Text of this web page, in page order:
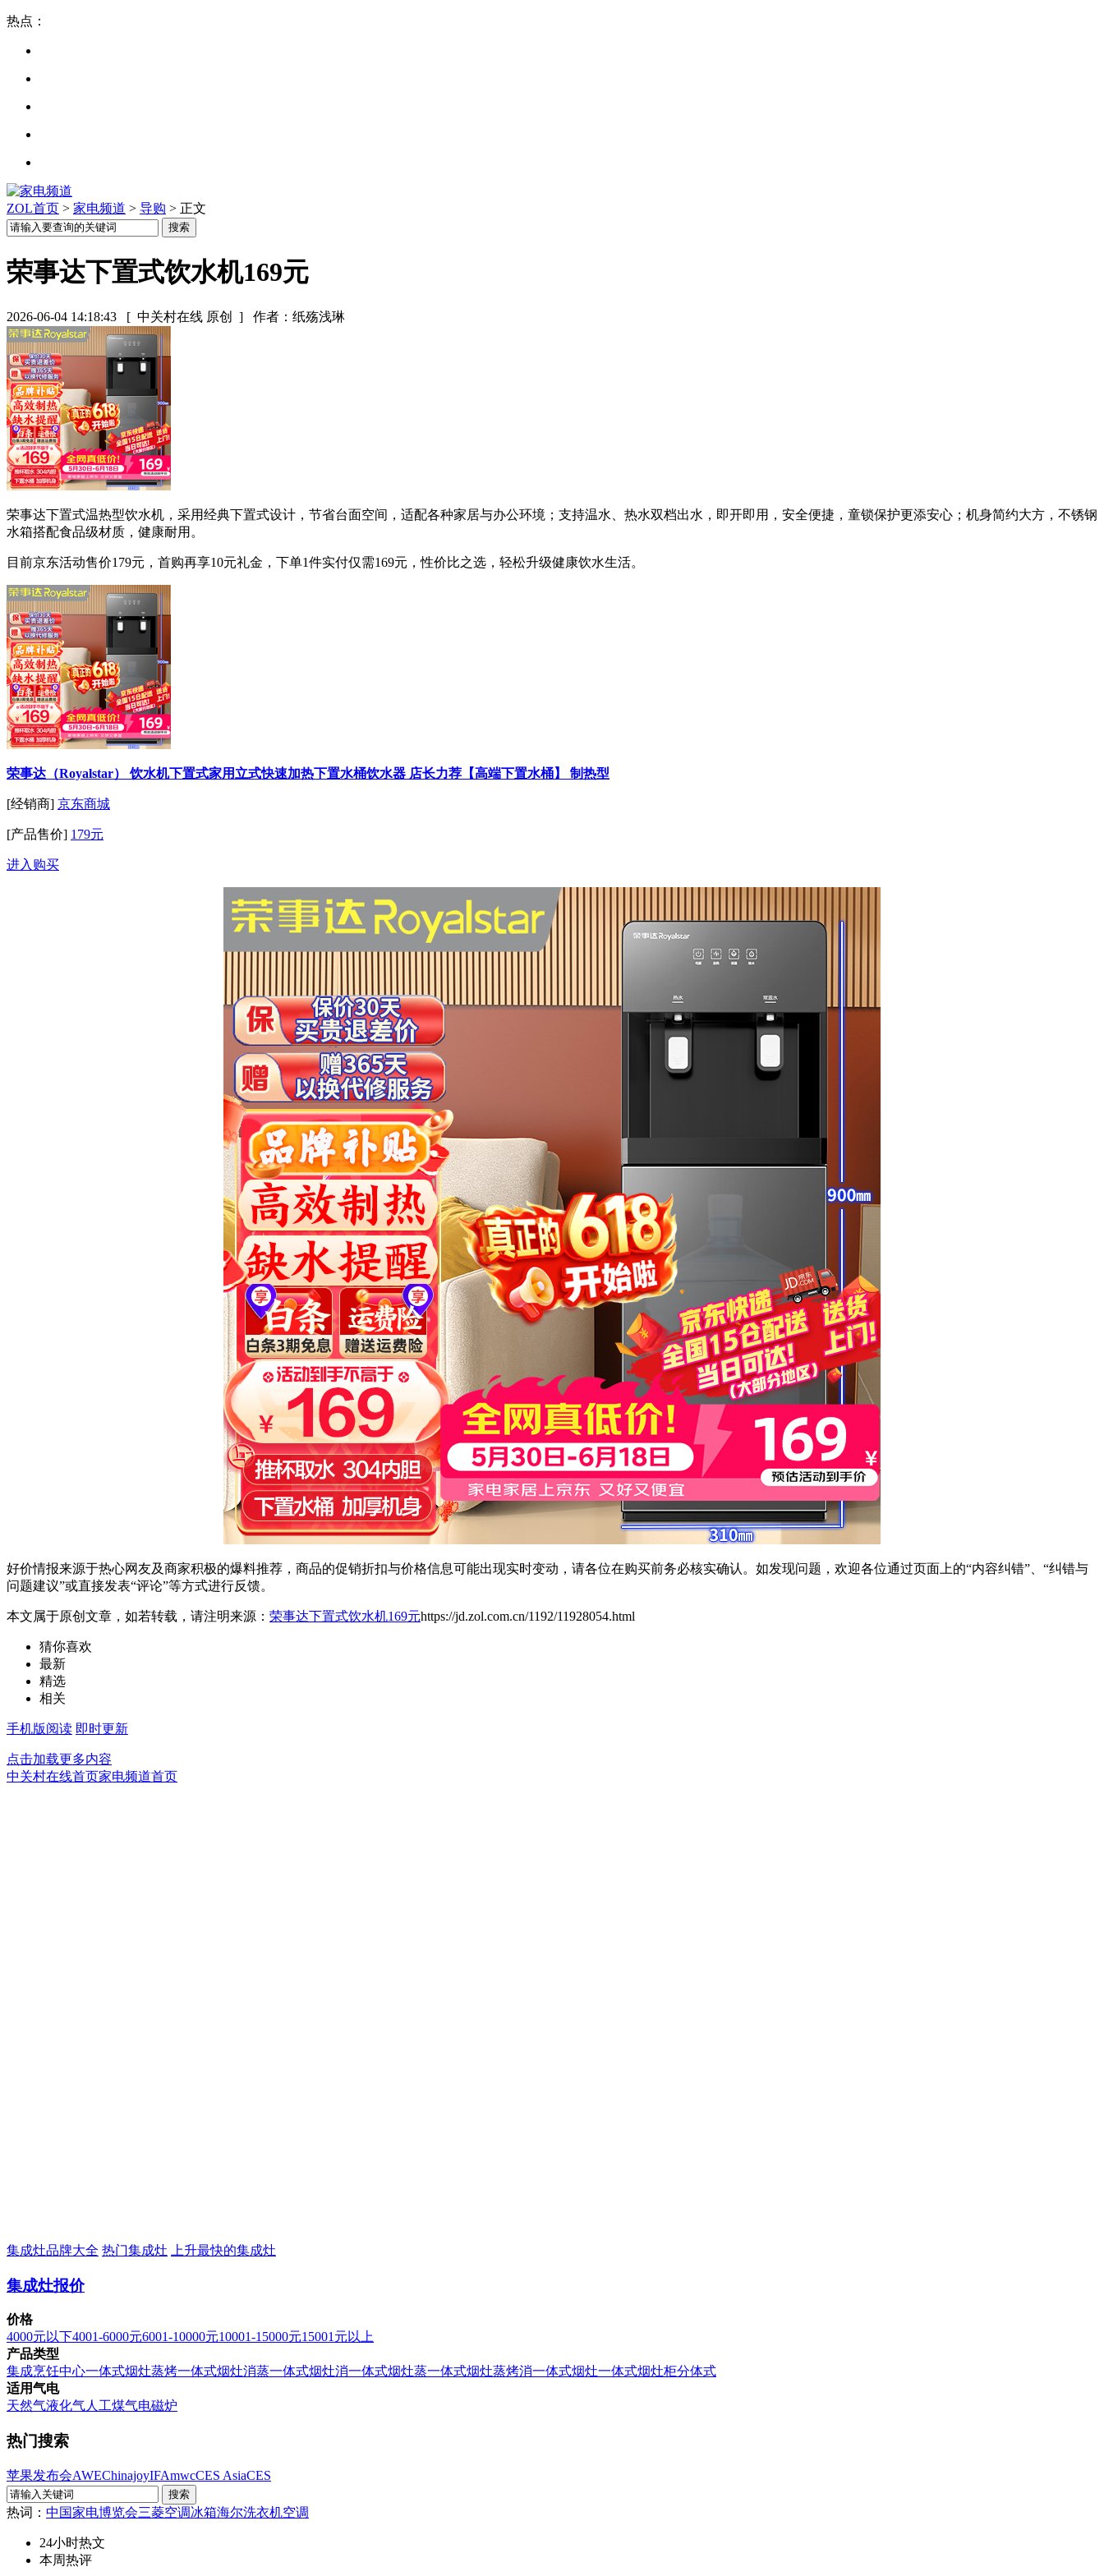
热点：
ZOL首页 > 家电频道 > 导购 > 正文
荣事达下置式饮水机169元
2026-06-04 14:18:43 [ 中关村在线 原创 ] 作者：纸殇浅琳
荣事达下置式温热型饮水机，采用经典下置式设计，节省台面空间，适配各种家居与办公环境；支持温水、热水双档出水，即开即用，安全便捷，童锁保护更添安心；机身简约大方，不锈钢
水箱搭配食品级材质，健康耐用。
目前京东活动售价179元，首购再享10元礼金，下单1件实付仅需169元，性价比之选，轻松升级健康饮水生活。
荣事达（Royalstar） 饮水机下置式家用立式快速加热下置水桶饮水器 店长力荐【高端下置水桶】 制热型
[经销商] 京东商城
[产品售价] 179元
进入购买
好价情报来源于热心网友及商家积极的爆料推荐，商品的促销折扣与价格信息可能出现实时变动，请各位在购买前务必核实确认。如发现问题，欢迎各位通过页面上的“内容纠错”、“纠错与
问题建议”或直接发表“评论”等方式进行反馈。
本文属于原创文章，如若转载，请注明来源： 荣事达下置式饮水机169元https://jd.zol.com.cn/1192/11928054.html
猜你喜欢
最新
精选
相关
手机版阅读 即时更新
点击加载更多内容
中关村在线首页家电频道首页
集成灶品牌大全 热门集成灶 上升最快的集成灶
集成灶报价
价格
4000元以下4001-6000元6001-10000元10001-15000元15001元以上
产品类型
集成烹饪中心一体式烟灶蒸烤一体式烟灶消蒸一体式烟灶消一体式烟灶蒸一体式烟灶蒸烤消一体式烟灶一体式烟灶柜分体式
适用气电
天然气液化气人工煤气电磁炉
热门搜索
苹果发布会AWEChinajoyIFAmwcCES AsiaCES
热词： 中国家电博览会三菱空调冰箱海尔洗衣机空调
24小时热文
本周热评